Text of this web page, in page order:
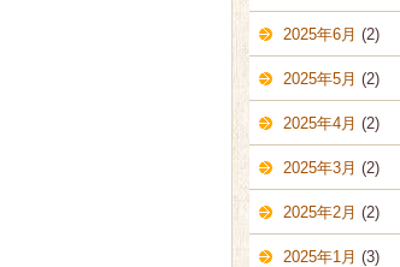
2025年6月 (2)
2025年5月 (2)
2025年4月 (2)
2025年3月 (2)
2025年2月 (2)
2025年1月 (3)